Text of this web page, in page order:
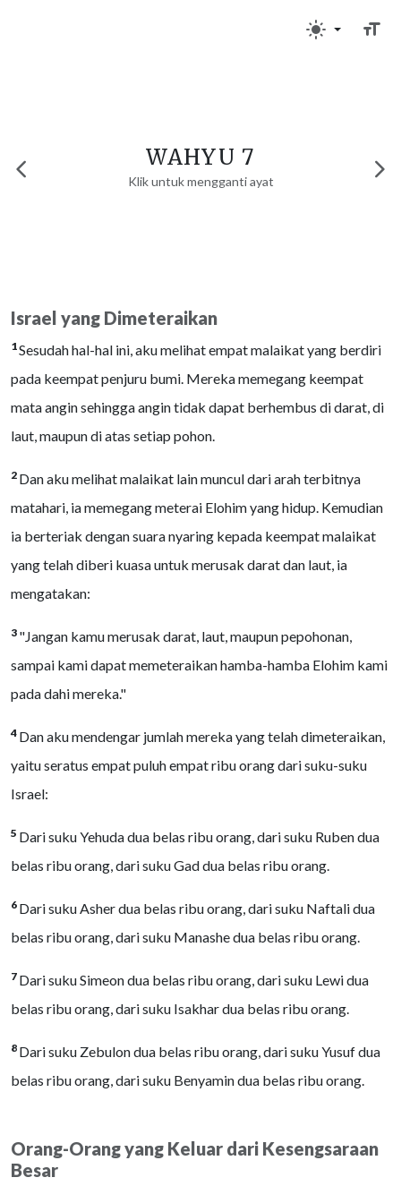
WAHYU 7
Klik untuk mengganti ayat
Israel yang Dimeteraikan
1Sesudah hal-hal ini, aku melihat empat malaikat yang berdiri
pada keempat penjuru bumi. Mereka memegang keempat
mata angin sehingga angin tidak dapat berhembus di darat, di
laut, maupun di atas setiap pohon.
2 Dan aku melihat malaikat lain muncul dari arah terbitnya
matahari, ia memegang meterai Elohim yang hidup. Kemudian
ia berteriak dengan suara nyaring kepada keempat malaikat
yang telah diberi kuasa untuk merusak darat dan laut, ia
mengatakan:
3 "Jangan kamu merusak darat, laut, maupun pepohonan,
sampai kami dapat memeteraikan hamba-hamba Elohim kami
pada dahi mereka."
4 Dan aku mendengar jumlah mereka yang telah dimeteraikan,
yaitu seratus empat puluh empat ribu orang dari suku-suku
Israel:
5 Dari suku Yehuda dua belas ribu orang, dari suku Ruben dua
belas ribu orang, dari suku Gad dua belas ribu orang.
6 Dari suku Asher dua belas ribu orang, dari suku Naftali dua
belas ribu orang, dari suku Manashe dua belas ribu orang.
7 Dari suku Simeon dua belas ribu orang, dari suku Lewi dua
belas ribu orang, dari suku Isakhar dua belas ribu orang.
8 Dari suku Zebulon dua belas ribu orang, dari suku Yusuf dua
belas ribu orang, dari suku Benyamin dua belas ribu orang.
Orang-Orang yang Keluar dari Kesengsaraan
Besar